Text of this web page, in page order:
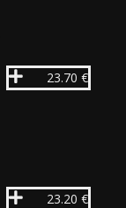
23.70 €
23.20 €